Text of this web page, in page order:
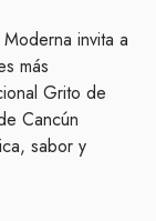
invita a
más
Grito de
Cancún
sabor y